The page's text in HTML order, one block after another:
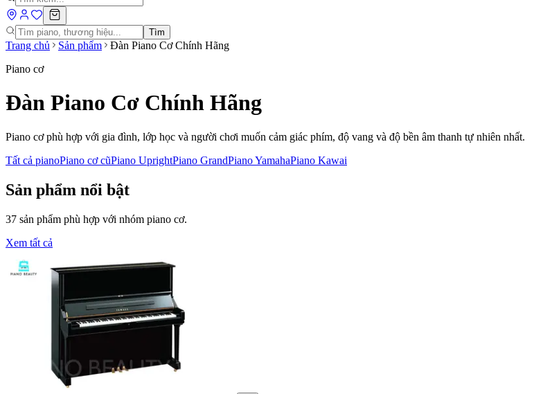
Tìm
Trang chủ Sản phẩm
Đàn Piano Cơ Chính Hãng
Piano cơ
Đàn Piano Cơ Chính Hãng
Piano cơ phù hợp với gia đình, lớp học và người chơi muốn cảm giác phím, độ vang và độ bền âm thanh tự nhiên nhất.
Tất cả pianoPiano cơ cũPiano UprightPiano GrandPiano YamahaPiano Kawai
Sản phẩm nổi bật
37 sản phẩm phù hợp với nhóm piano cơ.
Xem tất cả